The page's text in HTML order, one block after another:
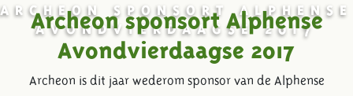
ARCHEON SPONSORT ALPHENSE
AVONDVIERDAAGSE 2017
Archeon sponsort Alphense
Avondvierdaagse 2017
Archeon is dit jaar wederom sponsor van de Alphense